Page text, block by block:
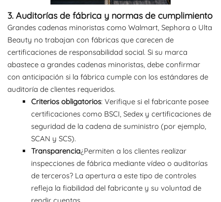
3. Auditorías de fábrica y normas de cumplimiento
Grandes cadenas minoristas como Walmart, Sephora o Ulta
Beauty no trabajan con fábricas que carecen de
certificaciones de responsabilidad social. Si su marca
abastece a grandes cadenas minoristas, debe confirmar
con anticipación si la fábrica cumple con los estándares de
auditoría de clientes requeridos.
Criterios obligatorios: Verifique si el fabricante posee
certificaciones como BSCI, Sedex y certificaciones de
seguridad de la cadena de suministro (por ejemplo,
SCAN y SCS).
Transparencia¿Permiten a los clientes realizar
inspecciones de fábrica mediante vídeo o auditorías
de terceros? La apertura a este tipo de controles
refleja la fiabilidad del fabricante y su voluntad de